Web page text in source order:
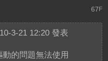
67 F
3-21 12:20 發表
的問題無法使用